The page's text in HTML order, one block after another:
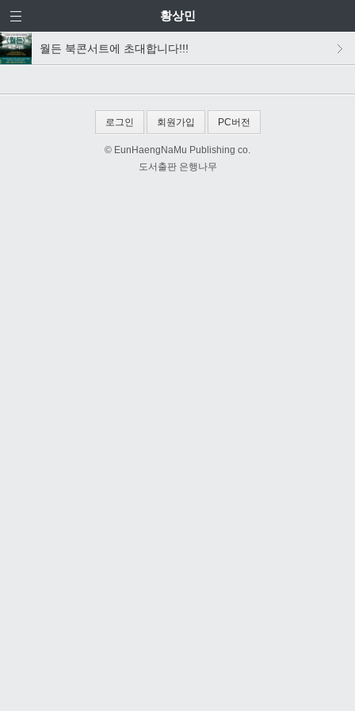
황상민
월든 북콘서트에 초대합니다!!!
로그인 회원가입 PC버전
© EunHaengNaMu Publishing co.
도서출판 은행나무